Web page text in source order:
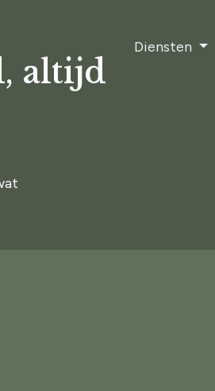
Diensten
altijd